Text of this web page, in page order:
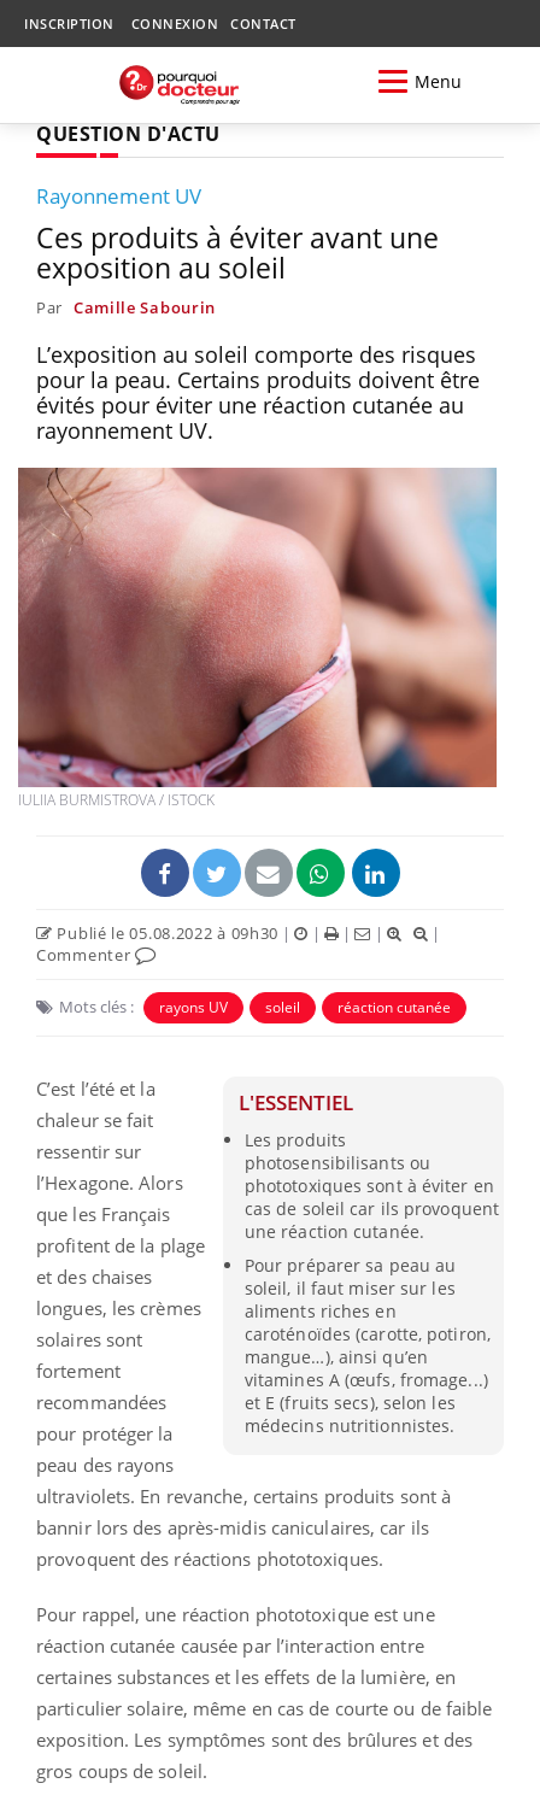
INSCRIPTION CONNEXION CONTACT
Menu
QUESTION D'ACTU
Rayonnement UV
Ces produits à éviter avant une
exposition au soleil
Par Camille Sabourin
L’exposition au soleil comporte des risques
pour la peau. Certains produits doivent être
évités pour éviter une réaction cutanée au
rayonnement UV.
IULIIA BURMISTROVA / ISTOCK
Publié le 05.08.2022 à 09h30 | | | |
|
Commenter
Mots clés : rayons UV soleil réaction cutanée
L'ESSENTIEL
Les produits
photosensibilisants ou
phototoxiques sont à éviter en
cas de soleil car ils provoquent
une réaction cutanée.
Pour préparer sa peau au
soleil, il faut miser sur les
aliments riches en
caroténoïdes (carotte, potiron,
mangue…), ainsi qu’en
vitamines A (œufs, fromage...)
et E (fruits secs), selon les
médecins nutritionnistes.
C’est l’été et la
chaleur se fait
ressentir sur
l’Hexagone. Alors
que les Français
profitent de la plage
et des chaises
longues, les crèmes
solaires sont
fortement
recommandées
pour protéger la
peau des rayons
ultraviolets. En revanche, certains produits sont à
bannir lors des après-midis caniculaires, car ils
provoquent des réactions phototoxiques.
Pour rappel, une réaction phototoxique est une
réaction cutanée causée par l’interaction entre
certaines substances et les effets de la lumière, en
particulier solaire, même en cas de courte ou de faible
exposition. Les symptômes sont des brûlures et des
gros coups de soleil.